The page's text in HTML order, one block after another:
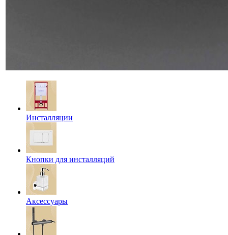
Инсталляции
Кнопки для инсталляций
Аксессуары